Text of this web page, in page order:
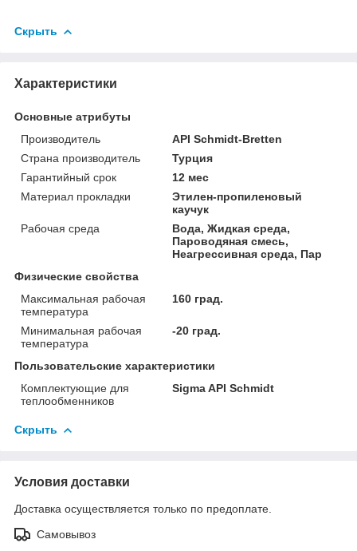
Скрыть
Характеристики
Основные атрибуты
Производитель
API Schmidt-Bretten
Страна производитель
Турция
Гарантийный срок
12 мес
Материал прокладки
Этилен-пропиленовый
каучук
Рабочая среда
Вода, Жидкая среда,
Пароводяная смесь,
Неагрессивная среда, Пар
Физические свойства
Максимальная рабочая
температура
160 град.
Минимальная рабочая
температура
-20 град.
Пользовательские характеристики
Комплектующие для
теплообменников
Sigma API Schmidt
Скрыть
Условия доставки
Доставка осуществляется только по предоплате.
Самовывоз